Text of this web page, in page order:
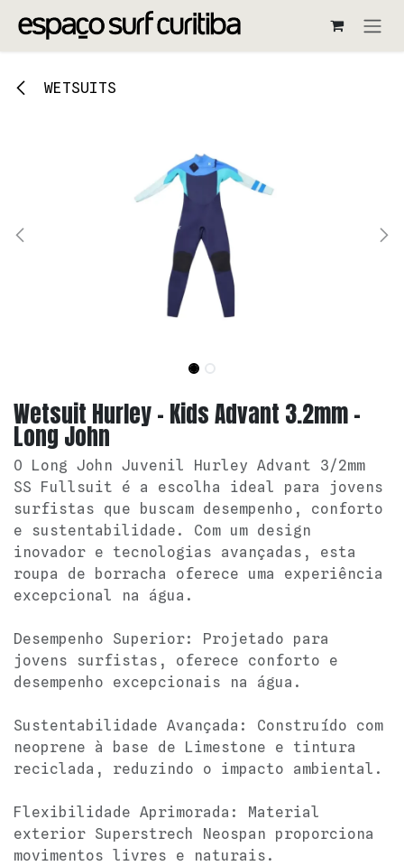
Pular para o conteúdo
WETSUITS
Wetsuit Hurley - Kids Advant 3.2mm -
Long John
O Long John Juvenil Hurley Advant 3/2mm
SS Fullsuit é a escolha ideal para jovens
surfistas que buscam desempenho, conforto
e sustentabilidade. Com um design
inovador e tecnologias avançadas, esta
roupa de borracha oferece uma experiência
excepcional na água.
Desempenho Superior: Projetado para
jovens surfistas, oferece conforto e
desempenho excepcionais na água.
Sustentabilidade Avançada: Construído com
neoprene à base de Limestone e tintura
reciclada, reduzindo o impacto ambiental.
Flexibilidade Aprimorada: Material
exterior Superstrech Neospan proporciona
movimentos livres e naturais.